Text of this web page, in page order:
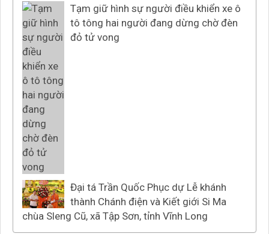
Tạm giữ hình sự người điều khiển xe ô
tô tông hai người đang dừng chờ đèn
đỏ tử vong
Đại tá Trần Quốc Phục dự Lễ khánh
thành Chánh điện và Kiết giới Si Ma
chùa Sleng Cũ, xã Tập Sơn, tỉnh Vĩnh Long